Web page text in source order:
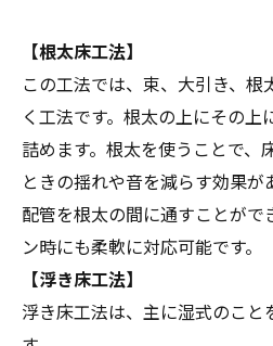
【根太床工法】
この工法では、束、大引き、根
く工法です。根太の上にその上
詰めます。根太を使うことで、
ときの揺れや音を減らす効果が
配管を根太の間に通すことがで
ン時にも柔軟に対応可能です。
【浮き床工法】
浮き床工法は、主に湿式のこと